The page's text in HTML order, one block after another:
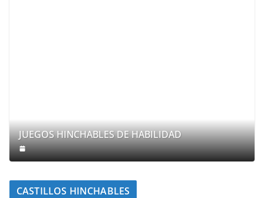
JUEGOS HINCHABLES DE HABILIDAD
CASTILLOS HINCHABLES